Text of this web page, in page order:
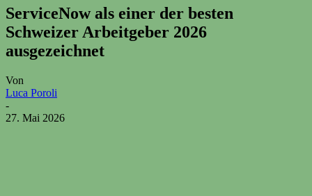
ServiceNow als einer der besten
Schweizer Arbeitgeber 2026
ausgezeichnet
Von
Luca Poroli
-
27. Mai 2026